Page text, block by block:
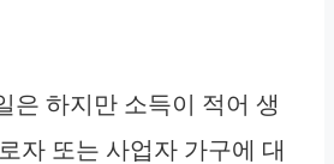
은 하지만 소득이 적어 생
자 또는 사업자 가구에 대